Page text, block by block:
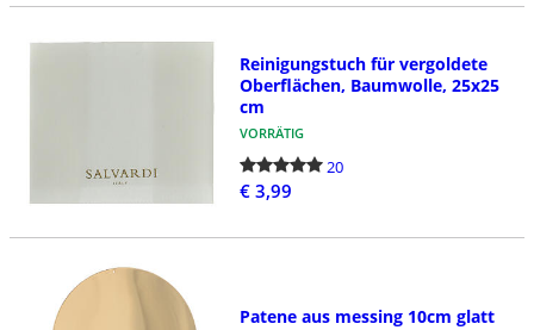
Reinigungstuch für vergoldete
Oberflächen, Baumwolle, 25x25
cm
VORRÄTIG
20
€ 3,99
Patene aus messing 10cm glatt